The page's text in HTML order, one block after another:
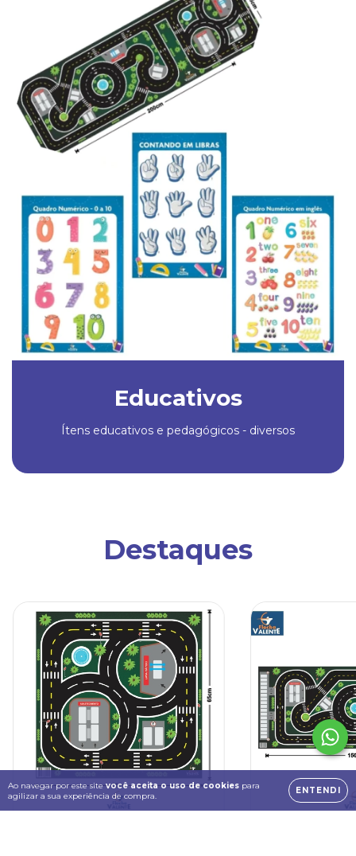
Ao navegar por este sitevocê aceita o uso de cookies para
agilizar a sua experiência de compra.
ENTENDI
Educativos
Ítens educativos e pedagógicos - diversos
Destaques